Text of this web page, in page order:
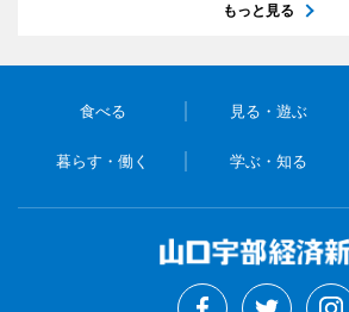
もっと見る
食べる 見る・遊ぶ
暮らす・働く 学ぶ・知る